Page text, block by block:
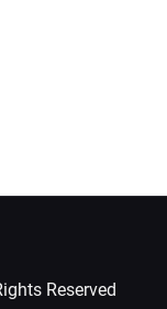
Reserved